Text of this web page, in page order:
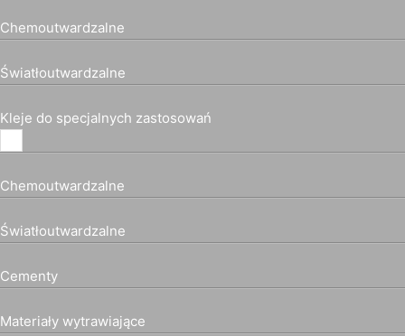
Chemoutwardzalne
Światłoutwardzalne
Kleje do specjalnych zastosowań
Chemoutwardzalne
Światłoutwardzalne
Cementy
Materiały wytrawiające